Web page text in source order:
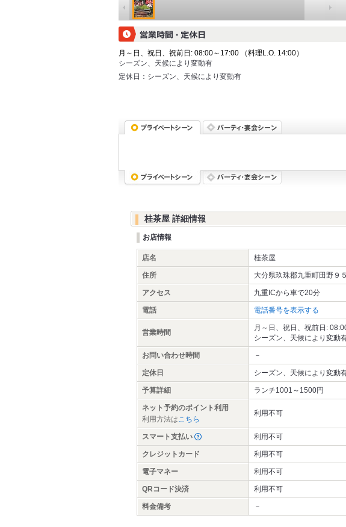
月～日、祝日、祝前日: 08:00～17:00 （料理L.O. 14:00）
シーズン、天候により変動有
定休日： シーズン、天候により変動有
桂茶屋 詳細情報
お店情報
店名 桂茶屋
住所 大分県玖珠郡九重町田野９
アクセス 九重ICから車で20分
電話 電話番号を表示する
営業時間
月～日、祝日、祝前日:
シーズン、天候により変動
お問い合わせ時間 －
定休日 シーズン、天候により変動
予算詳細 ランチ1001～1500円
ネット予約のポイント利用
利用方法は こちら
利用不可
スマート支払い 利用不可
クレジットカード 利用不可
電子マネー 利用不可
QRコード決済 利用不可
料金備考 －